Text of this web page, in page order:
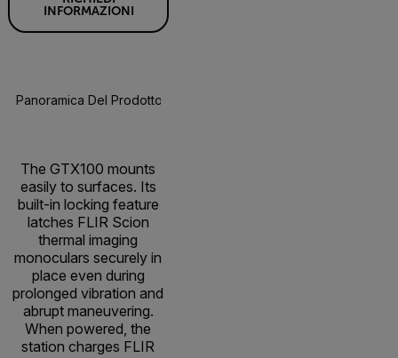
INFORMAZIONI
Panoramica Del Prodotto
The GTX100 mounts
easily to surfaces. Its
built-in locking feature
latches FLIR Scion
thermal imaging
monoculars securely in
place even during
prolonged vibration and
abrupt maneuvering.
When powered, the
station charges FLIR